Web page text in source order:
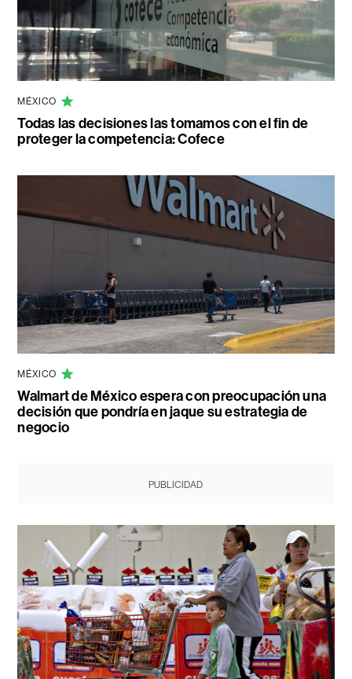
MÉXICO
Todas las decisiones las tomamos con el fin de
proteger la competencia: Cofece
MÉXICO
Walmart de México espera con preocupación una
decisión que pondría en jaque su estrategia de
negocio
PUBLICIDAD